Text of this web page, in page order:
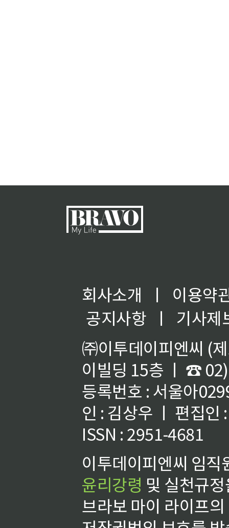
회사소개 ㅣ
이용약
공지사항
ㅣ
기사제
㈜이투데이피엔씨 (
이빌딩 15층 ㅣ ☎
등록번호 : 서울아
인 : 김상우 ㅣ 편집인
ISSN : 2951-4681
이투데이피엔씨 임
윤리강령 및 실천규
브라보 마이 라이프